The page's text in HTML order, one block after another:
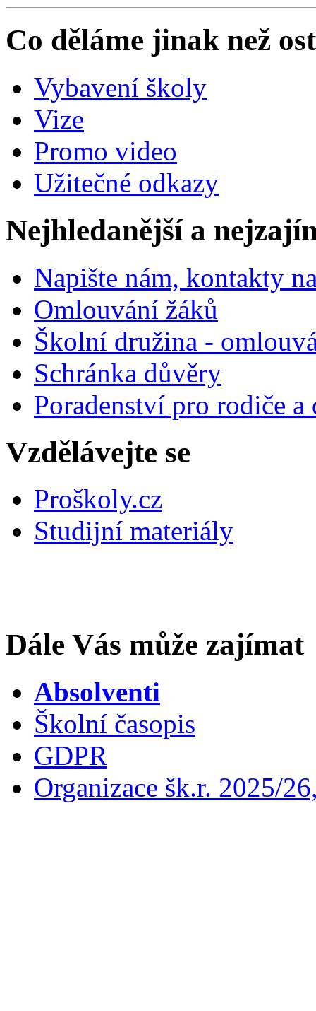
Co děláme jinak než
Vybavení školy
Vize
Promo video
Užitečné odkazy
Nejhledanější a
Napište nám, kontakty
Omlouvání žáků
Školní družina -
Schránka důvěry
Poradenství pro rodiče
Vzdělávejte se
Proškoly.cz
Studijní materiály
Dále Vás může zajímat
Absolventi
Školní časopis
GDPR
Organizace šk.r. 2025/